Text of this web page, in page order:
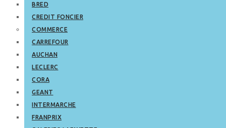
BRED
CREDIT FONCIER
COMMERCE
CARREFOUR
AUCHAN
LECLERC
CORA
GEANT
INTERMARCHE
FRANPRIX